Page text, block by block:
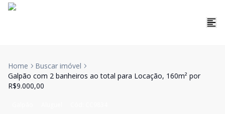
Home
Buscar imóvel
Galpão com 2 banheiros ao total para Locação, 160m² por
R$9.000,00